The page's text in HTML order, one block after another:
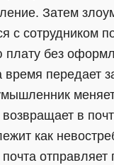
Затем
с сотрудником
плату без
передает
в
как
почта